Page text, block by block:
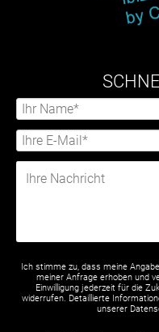
Ich stimme zu, dass meine
meiner Anfrage erhoben und
Einwilligung jederzeit für die
widerrufen. Detaillierte
unserer